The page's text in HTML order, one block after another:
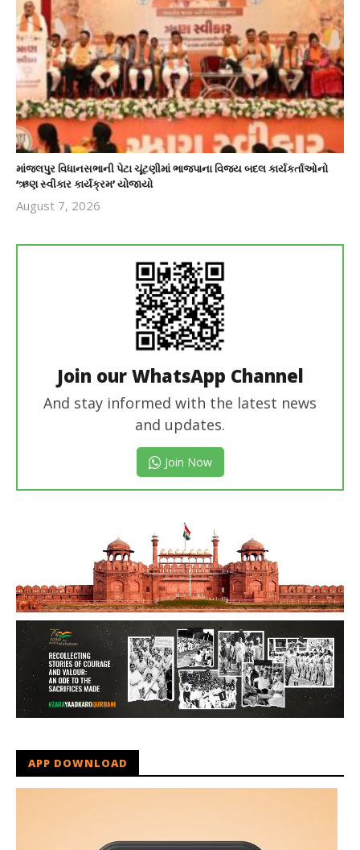
માંજલપુર વિધાનસભાની પેટા ચૂંટણીમાં ભાજપાના વિજય બદલ કાર્યકર્તાઓનો
‘ઋણ સ્વીકાર કાર્યક્રમ’ યોજાયો
August 7, 2026
Join our WhatsApp Channel
And stay informed with the latest news
and updates.
Join Now
APP DOWNLOAD